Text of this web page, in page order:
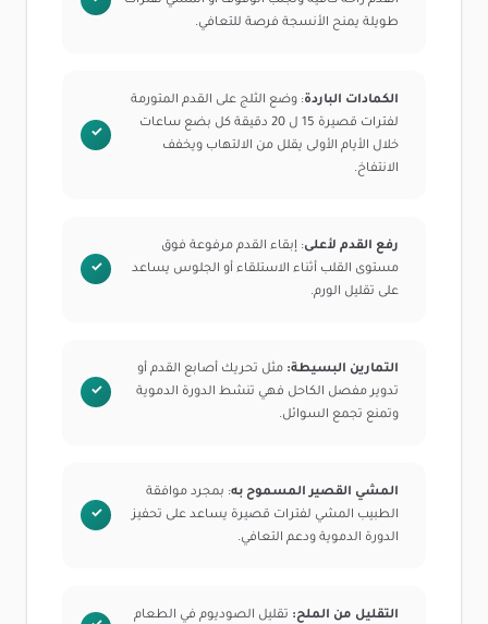
طويلة يمنح الأنسجة فرصة للتعافي.
الكمادات الباردة: وضع الثلج على القدم المتورمة
لفترات قصيرة 15 ل 20 دقيقة كل بضع ساعات
خلال الأيام الأولى يقلل من الالتهاب ويخفف
الانتفاخ.
رفع القدم لأعلى: إبقاء القدم مرفوعة فوق
مستوى القلب أثناء الاستلقاء أو الجلوس يساعد
على تقليل الورم.
التمارين البسيطة: مثل تحريك أصابع القدم أو
تدوير مفصل الكاحل فهي تنشط الدورة الدموية
وتمنع تجمع السوائل.
المشي القصير المسموح به: بمجرد موافقة
الطبيب المشي لفترات قصيرة يساعد على تحفيز
الدورة الدموية ودعم التعافي.
التقليل من الملح: تقليل الصوديوم في الطعام